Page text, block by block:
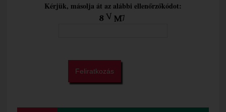
Kérjük, másolja át az alábbi ellenőrzőkódot: